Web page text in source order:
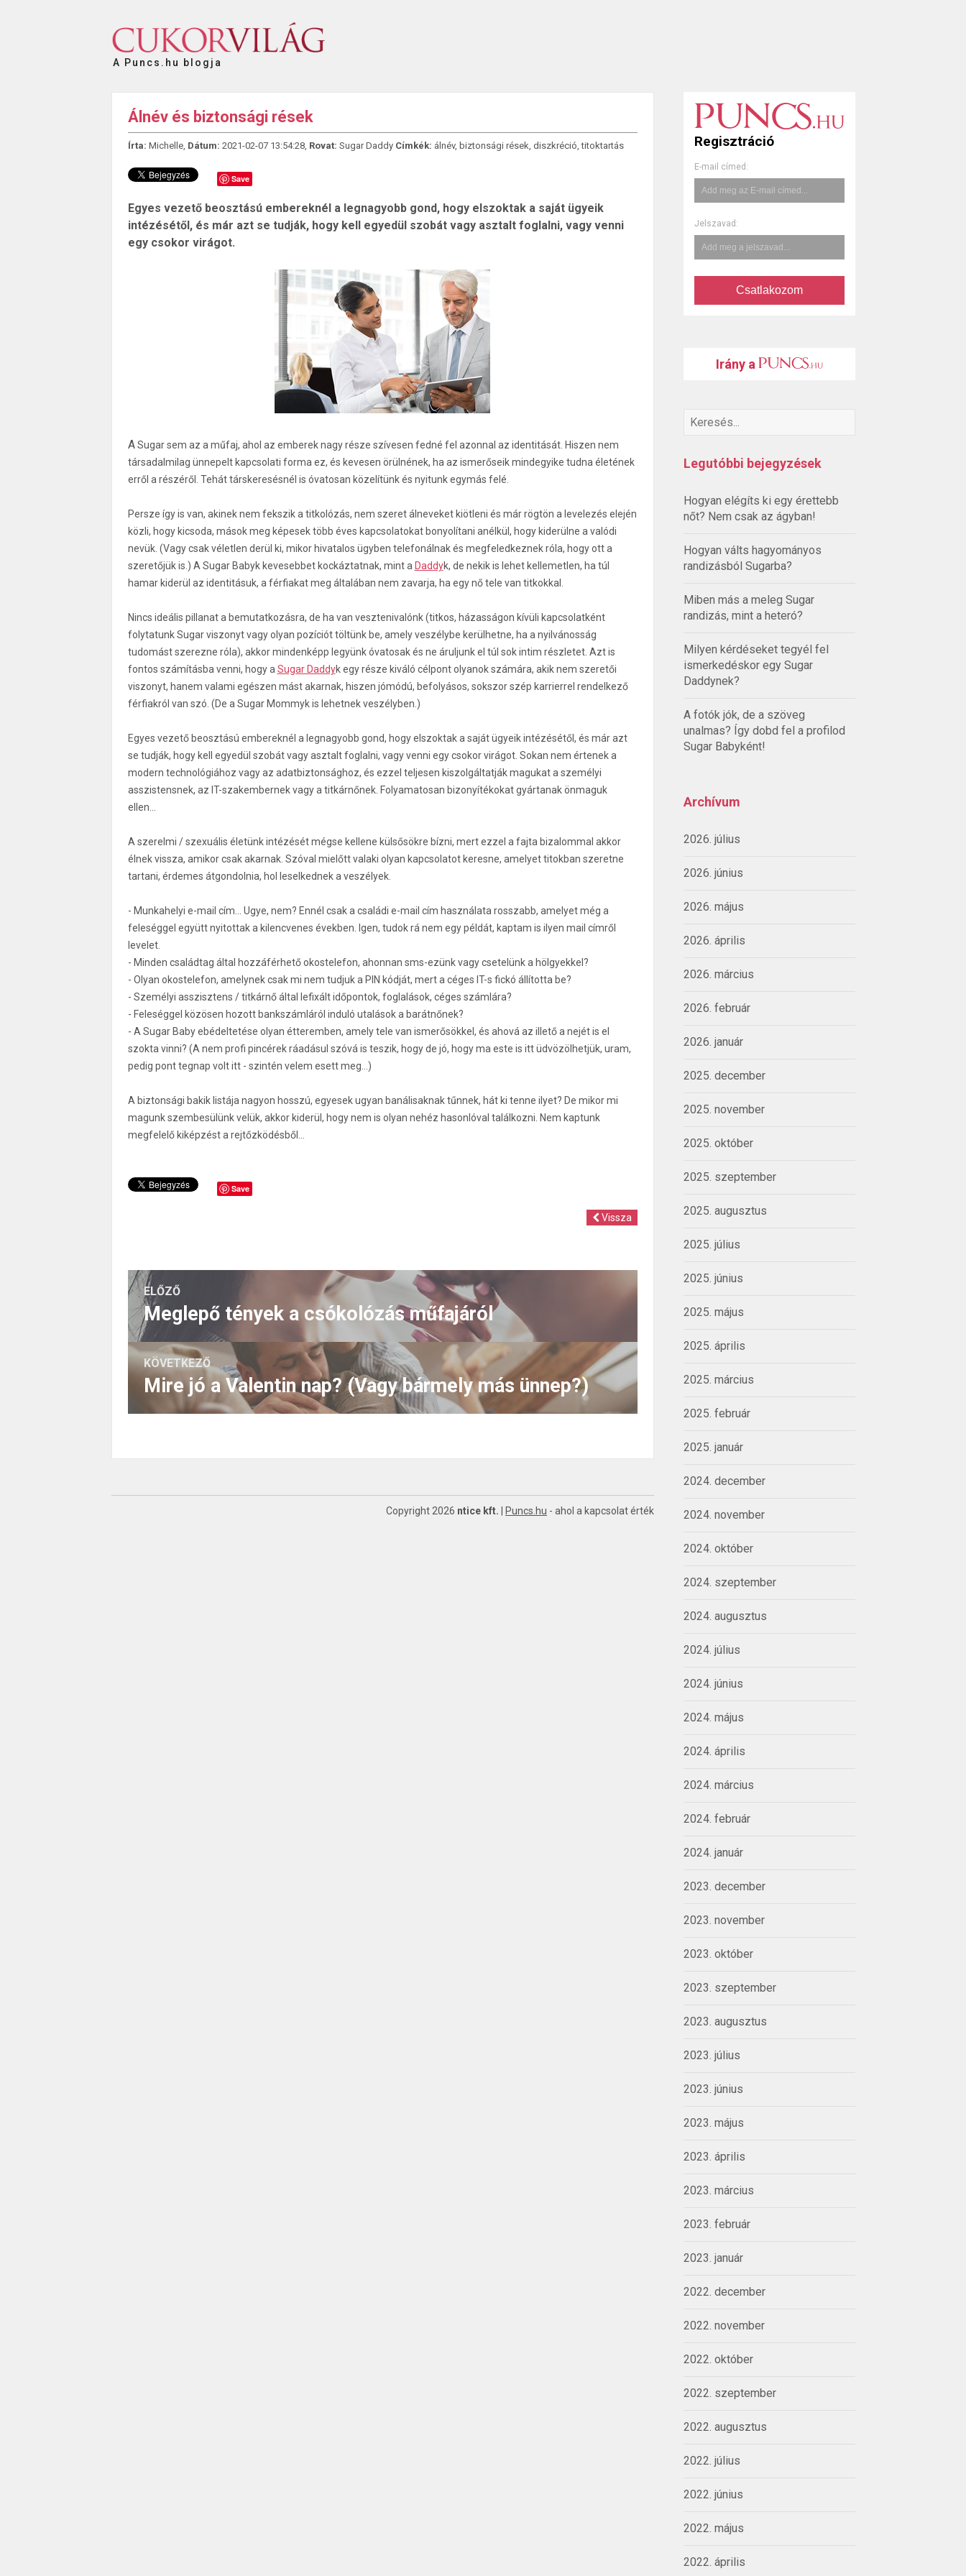
Regisztráció
E-mail címed:
Jelszavad:
Csatlakozom
Irány a
Legutóbbi bejegyzések
Hogyan elégíts ki egy érettebb
nőt? Nem csak az ágyban!
Hogyan válts hagyományos
randizásból Sugarba?
Miben más a meleg Sugar
randizás, mint a heteró?
Milyen kérdéseket tegyél fel
ismerkedéskor egy Sugar
Daddynek?
A fotók jók, de a szöveg
unalmas? Így dobd fel a profilod
Sugar Babyként!
Archívum
2026. július
2026. június
2026. május
2026. április
2026. március
2026. február
2026. január
2025. december
2025. november
2025. október
2025. szeptember
2025. augusztus
2025. július
2025. június
2025. május
2025. április
2025. március
2025. február
2025. január
2024. december
2024. november
2024. október
2024. szeptember
2024. augusztus
2024. július
2024. június
2024. május
2024. április
2024. március
2024. február
2024. január
2023. december
2023. november
2023. október
2023. szeptember
2023. augusztus
2023. július
2023. június
2023. május
2023. április
2023. március
2023. február
2023. január
2022. december
2022. november
2022. október
2022. szeptember
2022. augusztus
2022. július
2022. június
2022. május
2022. április
A Puncs.hu blogja
Álnév és biztonsági rések
Írta: Michelle, Dátum: 2021-02-07 13:54:28, Rovat: Sugar Daddy Címkék: álnév, biztonsági rések, diszkréció,titoktartás
Save
Egyes vezető beosztású embereknél a legnagyobb gond, hogy elszoktak a saját ügyeik
intézésétől, és már azt se tudják, hogy kell egyedül szobát vagy asztalt foglalni, vagy venni
egy csokor virágot.
ASugar sem az a műfaj, ahol az emberek nagy része szívesen fedné fel azonnal az identitását. Hiszen nem
társadalmilag ünnepelt kapcsolati forma ez, és kevesen örülnének, ha az ismerőseik mindegyike tudna életének
erről a részéről. Tehát társkeresésnél is óvatosan közelítünk és nyitunk egymás felé.
Persze így is van, akinek nem fekszik a titkolózás, nem szeret álneveket kiötleni és már rögtön a levelezés elején
közli, hogy kicsoda, mások meg képesek több éves kapcsolatokat bonyolítani anélkül, hogy kiderülne a valódi
nevük. (Vagy csak véletlen derül ki, mikor hivatalos ügyben telefonálnak és megfeledkeznek róla, hogy ott a
szeretőjük is.) A Sugar Babyk kevesebbet kockáztatnak, mint a Daddyk, de nekik is lehet kellemetlen, ha túl
hamar kiderül az identitásuk, a férfiakat meg általában nem zavarja, ha egy nő tele van titkokkal.
Nincs ideális pillanat a bemutatkozásra, de ha van vesztenivalónk (titkos, házasságon kívüli kapcsolatként
folytatunk Sugar viszonyt vagy olyan pozíciót töltünk be, amely veszélybe kerülhetne, ha a nyilvánosság
tudomást szerezne róla), akkor mindenképp legyünk óvatosak és ne áruljunk el túl sok intim részletet. Azt is
fontos számításba venni, hogy a Sugar Daddyk egy része kiváló célpont olyanok számára, akik nem szeretői
viszonyt, hanem valami egészen mást akarnak, hiszen jómódú, befolyásos, sokszor szép karrierrel rendelkező
férfiakról van szó. (De a Sugar Mommyk is lehetnek veszélyben.)
Egyes vezető beosztású embereknél a legnagyobb gond, hogy elszoktak a saját ügyeik intézésétől, és már azt
se tudják, hogy kell egyedül szobát vagy asztalt foglalni, vagy venni egy csokor virágot. Sokan nem értenek a
modern technológiához vagy az adatbiztonsághoz, és ezzel teljesen kiszolgáltatják magukat a személyi
asszistensnek, az IT-szakembernek vagy a titkárnőnek. Folyamatosan bizonyítékokat gyártanak önmaguk
ellen...
A szerelmi / szexuális életünk intézését mégse kellene külsősökre bízni, mert ezzel a fajta bizalommal akkor
élnek vissza, amikor csak akarnak. Szóval mielőtt valaki olyan kapcsolatot keresne, amelyet titokban szeretne
tartani, érdemes átgondolnia, hol leselkednek a veszélyek.
- Munkahelyi e-mail cím... Ugye, nem? Ennél csak a családi e-mail cím használata rosszabb, amelyet még a
feleséggel együtt nyitottak a kilencvenes években. Igen, tudok rá nem egy példát, kaptam is ilyen mail címről
levelet.
- Minden családtag által hozzáférhető okostelefon, ahonnan sms-ezünk vagy csetelünk a hölgyekkel?
- Olyan okostelefon, amelynek csak mi nem tudjuk a PIN kódját, mert a céges IT-s fickó állította be?
- Személyi asszisztens / titkárnő által lefixált időpontok, foglalások, céges számlára?
- Feleséggel közösen hozott bankszámláról induló utalások a barátnőnek?
- A Sugar Baby ebédeltetése olyan étteremben, amely tele van ismerősökkel, és ahová az illető a nejét is el
szokta vinni? (A nem profi pincérek ráadásul szóvá is teszik, hogy de jó, hogy ma este is itt üdvözölhetjük, uram,
pedig pont tegnap volt itt - szintén velem esett meg...)
A biztonsági bakik listája nagyon hosszú, egyesek ugyan banálisaknak tűnnek, hát ki tenne ilyet? De mikor mi
magunk szembesülünk velük, akkor kiderül, hogy nem is olyan nehéz hasonlóval találkozni. Nem kaptunk
megfelelő kiképzést a rejtőzködésből...
Save
Vissza
ELŐZŐ
Meglepő tények a csókolózás műfajáról
KÖVETKEZŐ
Mire jó a Valentin nap? (Vagy bármely más ünnep?)
Copyright 2026 ntice kft. Puncs.hu - ahol a kapcsolat érték